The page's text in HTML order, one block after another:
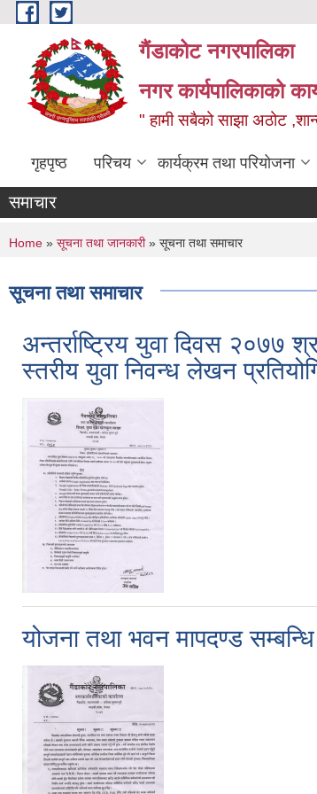
Skip to main content
गैंडाकोट नगरपालिका
नगर कार्यपालिकाको
" हामी सबैको साझा अठोट
गृहपृष्ठ परिचय कार्यक्रम तथा परियोजना
समाचार
You are here
Home » सूचना तथा जानकारी» सूचना तथा समाचार
सूचना तथा समाचार
अन्तर्राष्ट्रिय युवा दिवस
स्तरीय युवा निवन्ध लेखन
योजना तथा भवन मापदण्ड